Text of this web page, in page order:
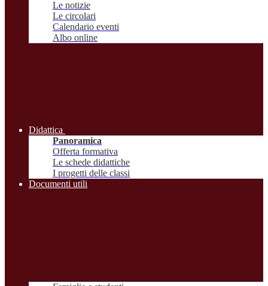
Le notizie
Le circolari
Calendario eventi
Albo online
Didattica
Panoramica
Offerta formativa
Le schede didattiche
I progetti delle classi
Documenti utili